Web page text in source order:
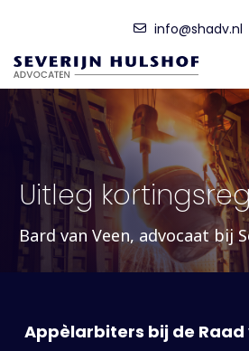
main
content
info@shadv.nl
Uitleg
Bard van Veen, advocaat bij
Appèlarbiters bij de